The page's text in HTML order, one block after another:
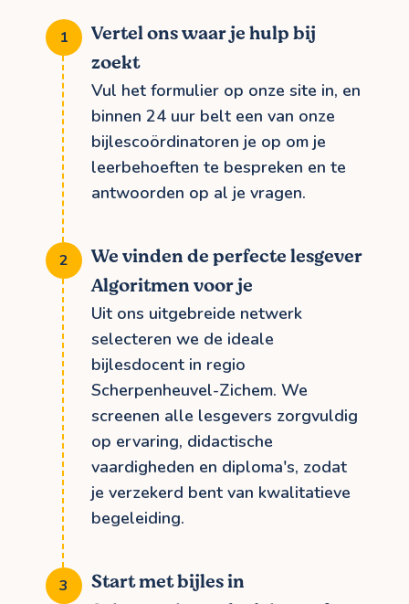
Vertel ons waar je hulp bij
zoekt
Vul het formulier op onze site in, en
binnen 24 uur belt een van onze
bijlescoördinatoren je op om je
leerbehoeften te bespreken en te
antwoorden op al je vragen.
We vinden de perfecte lesgever
Algoritmen voor je
Uit ons uitgebreide netwerk
selecteren we de ideale
bijlesdocent in regio
Scherpenheuvel-Zichem. We
screenen alle lesgevers zorgvuldig
op ervaring, didactische
vaardigheden en diploma's, zodat
je verzekerd bent van kwalitatieve
begeleiding.
Start met bijles in